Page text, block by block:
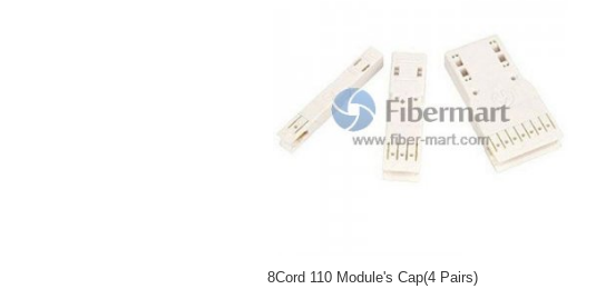
8Cord 110 Module's Cap(4 Pairs)